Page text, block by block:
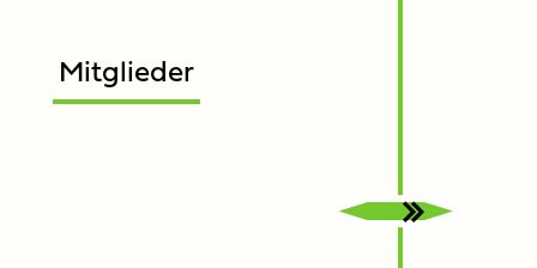
Mitglieder
Untermenü
öffnen
Untermenü
schließen